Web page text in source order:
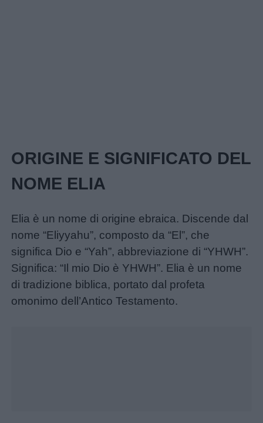
ORIGINE E SIGNIFICATO DEL
NOME ELIA
Elia è un nome di origine ebraica. Discende dal
nome “Eliyyahu”, composto da “El”, che
significa Dio e “Yah”, abbreviazione di “YHWH”.
Significa: “Il mio Dio è YHWH”. Elia è un nome
di tradizione biblica, portato dal profeta
omonimo dell’Antico Testamento.